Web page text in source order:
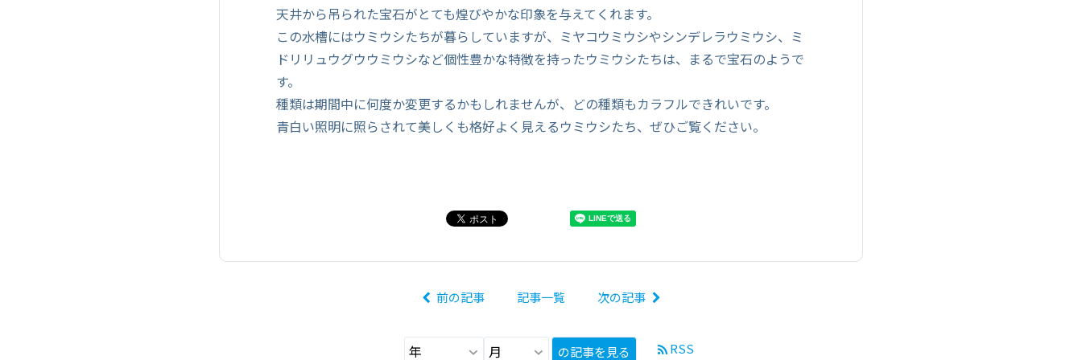
天井から吊られた宝石がとても煌びやかな印象を与えてくれます。
この水槽にはウミウシたちが暮らしていますが、ミヤコウミウシやシンデレラウミウシ、ミ
ドリリュウグウウミウシなど個性豊かな特徴を持ったウミウシたちは、まるで宝石のようで
す。
種類は期間中に何度か変更するかもしれませんが、どの種類もカラフルできれいです。
青白い照明に照らされて美しくも格好よく見えるウミウシたち、ぜひご覧ください。
前の記事 記事一覧 次の記事
の記事を見る RSS